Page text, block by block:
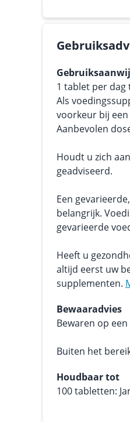
1 tablet per dag
Als
voorkeur bij
Aanbevolen
Houdt u zich
geadviseerd.
Een
belangrijk.
gevarieerde
Heeft u
altijd eerst uw
supplementen.
Bewaaradvies
Bewaren op
Buiten het
Houdbaar tot
100 tabletten: